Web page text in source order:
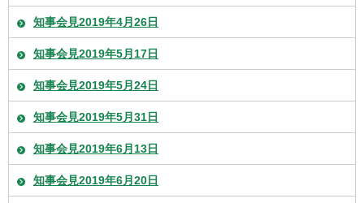
知事会見2019年4月26日
知事会見2019年5月17日
知事会見2019年5月24日
知事会見2019年5月31日
知事会見2019年6月13日
知事会見2019年6月20日